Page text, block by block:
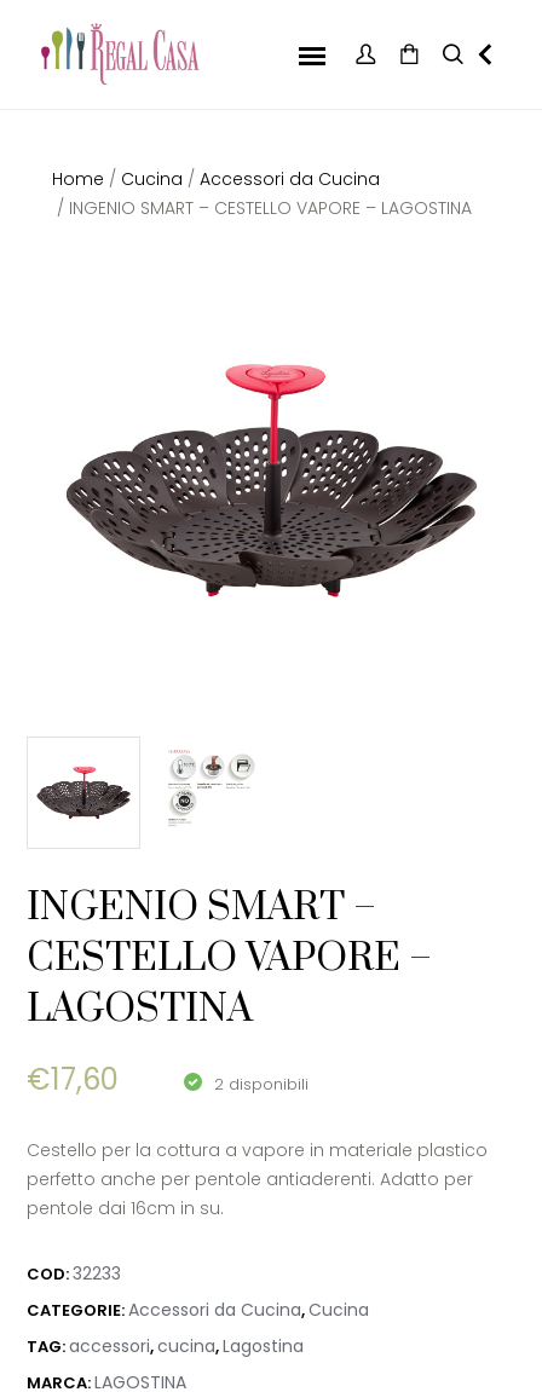
Home / Cucina / Accessori da Cucina
/ INGENIO SMART – CESTELLO VAPORE – LAGOSTINA
INGENIO SMART –
CESTELLO VAPORE –
LAGOSTINA
€17,60 2 disponibili
Cestello per la cottura a vapore in materiale plastico
perfetto anche per pentole antiaderenti. Adatto per
pentole dai 16cm in su.
COD:32233
CATEGORIE:Accessori da Cucina,Cucina
TAG:accessori,cucina,Lagostina
MARCA:LAGOSTINA